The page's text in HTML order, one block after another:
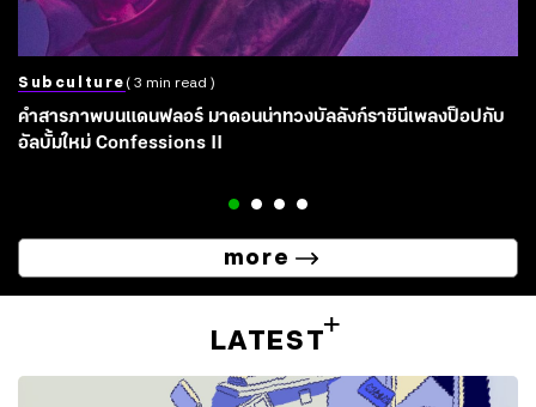
Subculture ( 3 min read )
คำสารภาพบนแดนฟลอร์ มาดอนน่าทวงบัลลังก์ราชินีเพลงป็อปกับ
อัลบั้มใหม่ Confessions II
more
LATEST